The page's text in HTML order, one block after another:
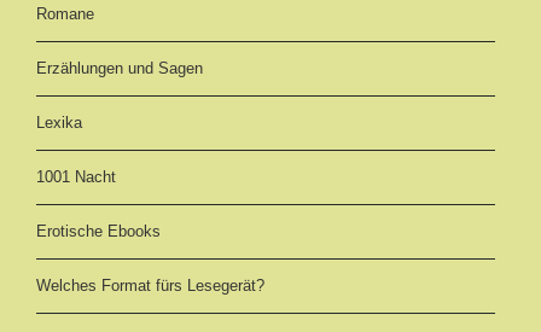
Romane
Erzählungen und Sagen
Lexika
1001 Nacht
Erotische Ebooks
Welches Format fürs Lesegerät?